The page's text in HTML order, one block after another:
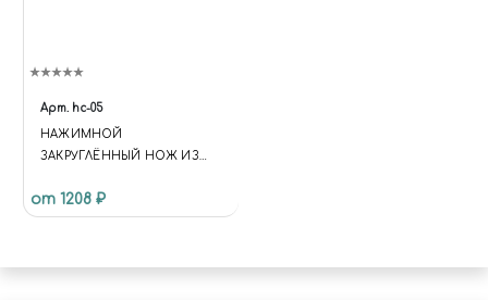
Арт. hc-05
НАЖИМНОЙ
ЗАКРУГЛЁННЫЙ НОЖ ИЗ
ММ
от 1208 ₽